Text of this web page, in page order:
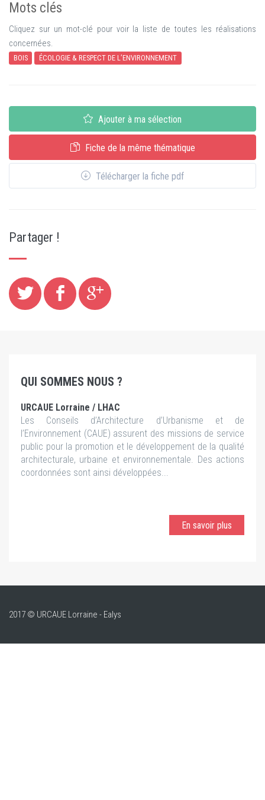
Mots clés
Cliquez sur un mot-clé pour voir la liste de toutes les réalisations
concernées.
BOIS ÉCOLOGIE & RESPECT DE L’ENVIRONNEMENT
Ajouter à ma sélection
Fiche de la même thématique
Télécharger la fiche pdf
Partager !
QUI SOMMES NOUS ?
URCAUE Lorraine / LHAC
Les Conseils d’Architecture d’Urbanisme et de
l’Environnement (CAUE) assurent des missions de service
public pour la promotion et le développement de la qualité
architecturale, urbaine et environnementale. Des actions
coordonnées sont ainsi développées...
En savoir plus
2017 © URCAUE Lorraine - Ealys